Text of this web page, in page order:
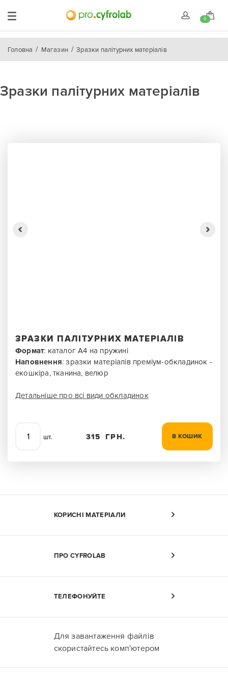
0
Головна Магазин Зразки палітурних матеріалів
Зразки палітурних матеріалів
ЗРАЗКИ ПАЛІТУРНИХ МАТЕРІАЛІВ
Формат: каталог A4 на пружині
Наповнення: зразки матеріалів преміум-обкладинок -
екошкіра, тканина, велюр
Детальніше про всі види обкладинок
шт. 315 ГРН. В КОШИК
КОРИСНІ МАТЕРІАЛИ
ПРО CYFROLAB
ТЕЛЕФОНУЙТЕ
Для завантаження файлів
скористайтесь комп'ютером